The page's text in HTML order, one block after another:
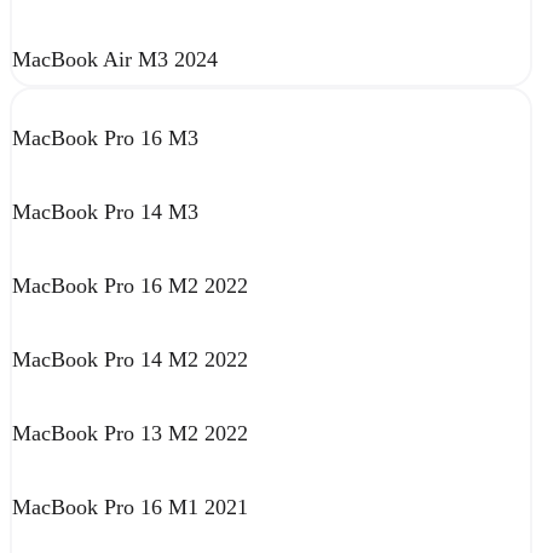
MacBook Air M3 2024
MacBook Pro 16 M3
MacBook Pro 14 M3
MacBook Pro 16 M2 2022
MacBook Pro 14 M2 2022
MacBook Pro 13 M2 2022
MacBook Pro 16 M1 2021